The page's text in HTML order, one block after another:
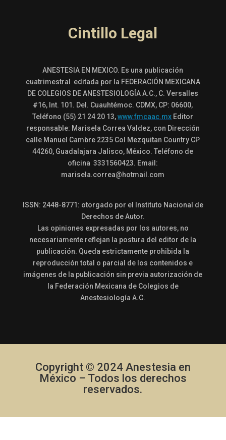
Cintillo Legal
ANESTESIA EN MEXICO. Es una publicación
cuatrimestral editada por la FEDERACIÓN MEXICANA
DE COLEGIOS DE ANESTESIOLOGÍA A.C., C. Versalles
#16, Int. 101. Del. Cuauhtémoc. CDMX, CP: 06600,
Teléfono (55) 21 24 20 13,www.fmcaac.mx Editor
responsable: Marisela Correa Valdez, con Dirección
calle Manuel Cambre 2235 Col Mezquitan Country CP
44260, Guadalajara Jalisco, México. Teléfono de
oficina 3331560423. Email:
marisela.correa@hotmail.com
ISSN: 2448-8771: otorgado por el Instituto Nacional de
Derechos de Autor.
Las opiniones expresadas por los autores, no
necesariamente reflejan la postura del editor de la
publicación. Queda estrictamente prohibida la
reproducción total o parcial de los contenidos e
imágenes de la publicación sin previa autorización de
la Federación Mexicana de Colegios de
Anestesiología A.C.
Copyright © 2024 Anestesia en
México – Todos los derechos
reservados.